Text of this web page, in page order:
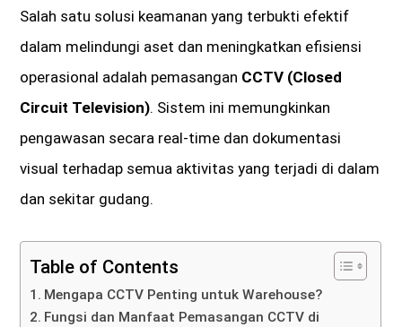
Salah satu solusi keamanan yang terbukti efektif
dalam melindungi aset dan meningkatkan efisiensi
operasional adalah pemasangan CCTV (Closed
Circuit Television). Sistem ini memungkinkan
pengawasan secara real-time dan dokumentasi
visual terhadap semua aktivitas yang terjadi di dalam
dan sekitar gudang.
Table of Contents
Mengapa CCTV Penting untuk Warehouse?
Fungsi dan Manfaat Pemasangan CCTV di